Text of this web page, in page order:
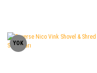
YOK